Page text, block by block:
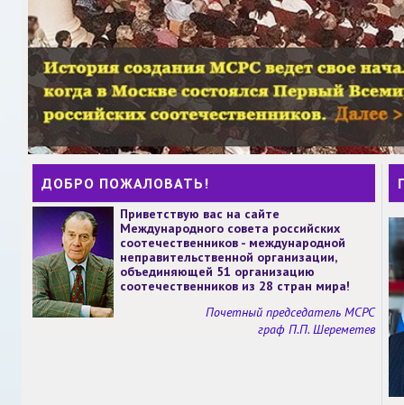
ДОБРО ПОЖАЛОВАТЬ!
Приветствую вас на сайте
Международного совета российских
соотечественников - международной
неправительственной организации,
объединяющей 51 организацию
соотечественников из 28 стран мира!
Почетный председатель МСРС
граф П.П. Шереметев